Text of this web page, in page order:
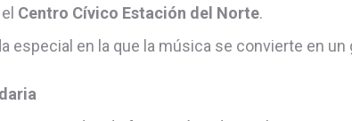
Centro Cívico Estación del Norte.
especial en la que la música se convierte en